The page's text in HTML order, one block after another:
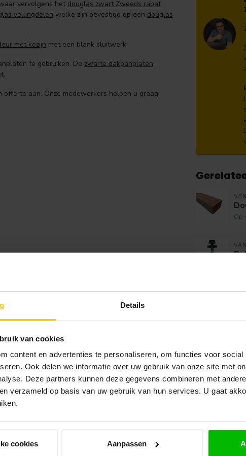
Details
van cookies
content en advertenties te personaliseren, om functies voor social
Ook delen we informatie over uw gebruik van onze site met
Deze partners kunnen deze gegevens combineren met
verzameld op basis van uw gebruik van hun services. U gaat
cookies Aanpassen
vervolgens het douglas zwart Zweeds rabat
vellingdelen welke zijn bevestigd op een douglas
met kozijn met een blank sluitwerk.
te gebruiken. De zwarte dakpanplaten,
offerte aan. Onze medewerkers helpen u graag.
Op
Op